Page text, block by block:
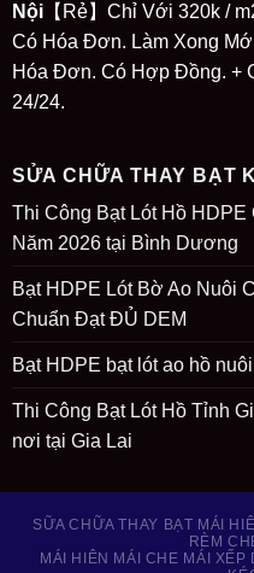
Nội【Rẻ】Chỉ Với 320k /
Có Hóa Đơn. Làm Xong
Hóa Đơn. Có Hợp Đồng. +
24/24.
SỬA CHỮA THAY BẠT
Thi Công Bạt Lót Hồ
Năm 2026 tại Bình Dương
Bạt HDPE Lót Bờ Ao Nuôi
Chuẩn Đạt ĐỦ DEM
Bạt HDPE bạt lót ao hồ
Thi Công Bạt Lót Hồ Tỉnh
nơi tại Gia Lai
SỮA CHỮA THAY BẠT MÁI
RÈM
MÁI HIÊN MÁI CHE MÁI